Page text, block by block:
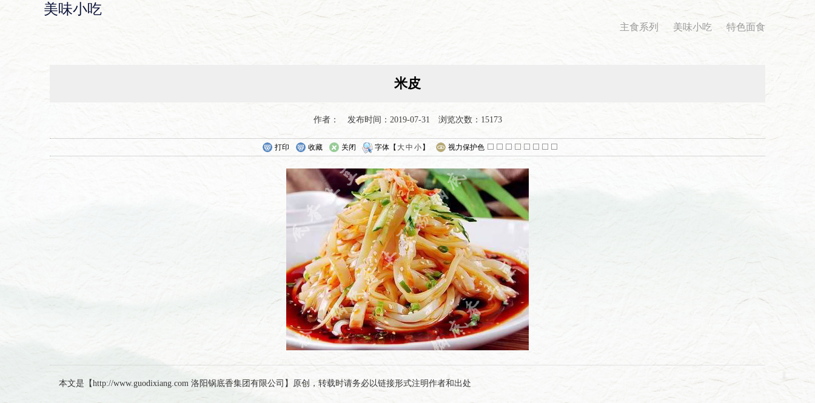
美味小吃
主食系列 美味小吃 特色面食
米皮
作者： 发布时间：2019-07-31 浏览次数：15173
打印 收藏 关闭 字体【 大中 小】 视力保护色
本文是【http://www.guodixiang.com 洛阳锅底香集团有限公司】原创，转载时请务必以链接形式注明作者和出处